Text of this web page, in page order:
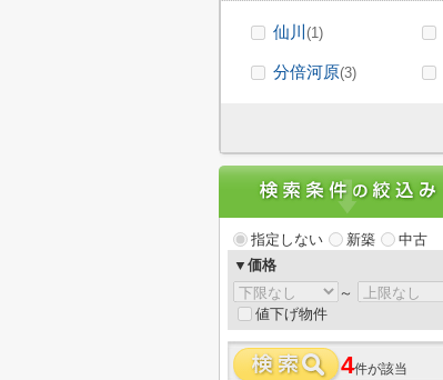
仙川 (1)
分倍河原(3)
指定しない 新築
中古
▼価格
～
値下げ物件
4件が該当